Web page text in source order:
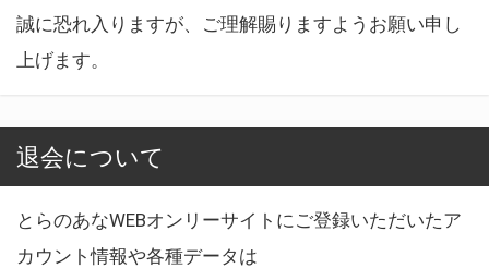
誠に恐れ入りますが、ご理解賜りますようお願い申し
上げます。
退会について
とらのあなWEBオンリーサイトにご登録いただいたア
カウント情報や各種データは